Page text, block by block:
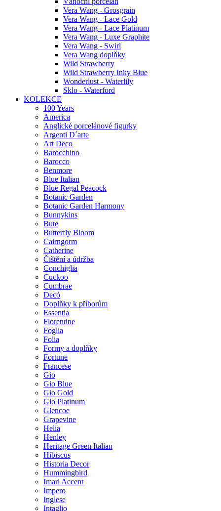
Vera Wang - Grosgrain
Vera Wang - Lace Gold
Vera Wang - Lace Platinum
Vera Wang - Luxe Graphite
Vera Wang - Swirl
Vera Wang doplňky
Wild Strawberry
Wild Strawberry Inky Blue
Wonderlust - Waterlily
Sklo - Waterford
KOLEKCE
100 Years
America
Anglické porcelánové figurky
Argenti D´arte
Art Deco
Barocchino
Barocco
Benmore
Blue Italian
Blue Regal Peacock
Botanic Garden
Botanic Garden Harmony
Bunnykins
Bute
Butterfly Bloom
Cairngorm
Catherine
Čištění a údržba
Conchiglia
Cuckoo
Cumbrae
Decó
Doplňky k příborům
Essentia
Florentine
Foglia
Folia
Formy a doplňky
Fortune
Francese
Gio
Gio Blue
Gio Gold
Gio Platinum
Glencoe
Grapevine
Helia
Henley
Heritage Green Italian
Hibiscus
Historia Decor
Hummingbird
Imari Accent
Impero
Inglese
Intaglio